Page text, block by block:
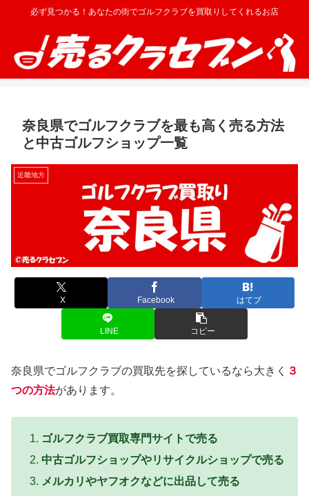
必ず見つかる！あなたの街でゴルフクラブを買取りしてくれるお店
奈良県でゴルフクラブを最も高く売る方法
と中古ゴルフショップ一覧
近畿地方
X Facebook はてブ
LINE コピー
奈良県でゴルフクラブの買取先を探しているなら大きく ３
つの方法があります。
ゴルフクラブ買取専門サイトで売る
中古ゴルフショップやリサイクルショップで売る
メルカリやヤフオクなどに出品して売る